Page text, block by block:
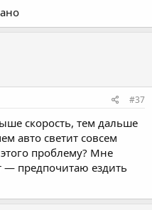
#37
скорость, тем дальше
авто светит совсем
проблему? Мне
— предпочитаю ездить